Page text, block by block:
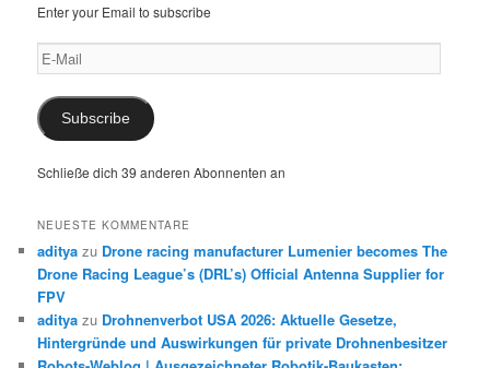
Enter your Email to subscribe
E-
Mail
Subscribe
Schließe dich 39 anderen Abonnenten an
NEUESTE KOMMENTARE
aditya zu Drone racing manufacturer Lumenier becomes The
Drone Racing League’s (DRL’s) Official Antenna Supplier for
FPV
aditya zu Drohnenverbot USA 2026: Aktuelle Gesetze,
Hintergründe und Auswirkungen für private Drohnenbesitzer